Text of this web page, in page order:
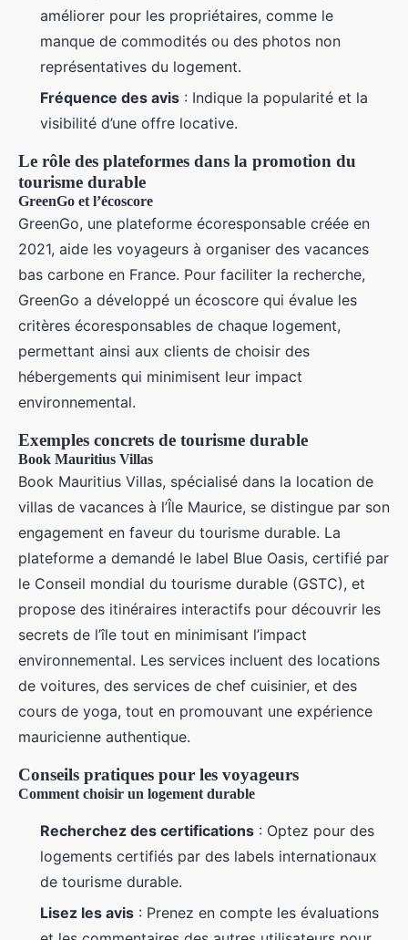
améliorer pour les propriétaires, comme le
manque de commodités ou des photos non
représentatives du logement.
Fréquence des avis : Indique la popularité et la
visibilité d’une offre locative.
Le rôle des plateformes dans la promotion du
tourisme durable
GreenGo et l’écoscore
GreenGo, une plateforme écoresponsable créée en
2021, aide les voyageurs à organiser des vacances
bas carbone en France. Pour faciliter la recherche,
GreenGo a développé un écoscore qui évalue les
critères écoresponsables de chaque logement,
permettant ainsi aux clients de choisir des
hébergements qui minimisent leur impact
environnemental.
Exemples concrets de tourisme durable
Book Mauritius Villas
Book Mauritius Villas, spécialisé dans la location de
villas de vacances à l’Île Maurice, se distingue par son
engagement en faveur du tourisme durable. La
plateforme a demandé le label Blue Oasis, certifié par
le Conseil mondial du tourisme durable (GSTC), et
propose des itinéraires interactifs pour découvrir les
secrets de l’île tout en minimisant l’impact
environnemental. Les services incluent des locations
de voitures, des services de chef cuisinier, et des
cours de yoga, tout en promouvant une expérience
mauricienne authentique.
Conseils pratiques pour les voyageurs
Comment choisir un logement durable
Recherchez des certifications : Optez pour des
logements certifiés par des labels internationaux
de tourisme durable.
Lisez les avis : Prenez en compte les évaluations